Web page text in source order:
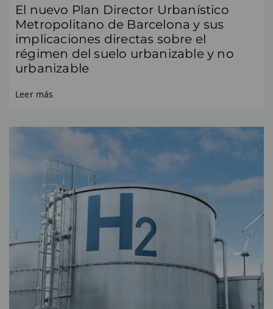
El nuevo Plan Director Urbanístico
Metropolitano de Barcelona y sus
implicaciones directas sobre el
régimen del suelo urbanizable y no
urbanizable
Leer más